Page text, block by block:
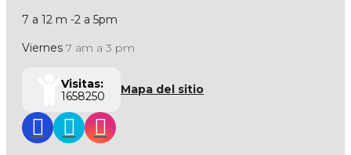
7 a 12 m -2 a 5pm
Viernes 7 am a 3 pm
Visitas:
1658250
Mapa del sitio